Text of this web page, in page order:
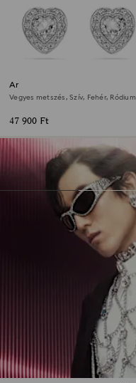
Ariana Grande x Swarovski
bedugós fülbevaló
Vegyes metszés, Szív, Fehér, Ródium
47 900 Ft